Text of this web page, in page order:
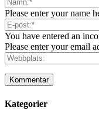
Please enter your name
You have entered an
Please enter your email
Kategorier